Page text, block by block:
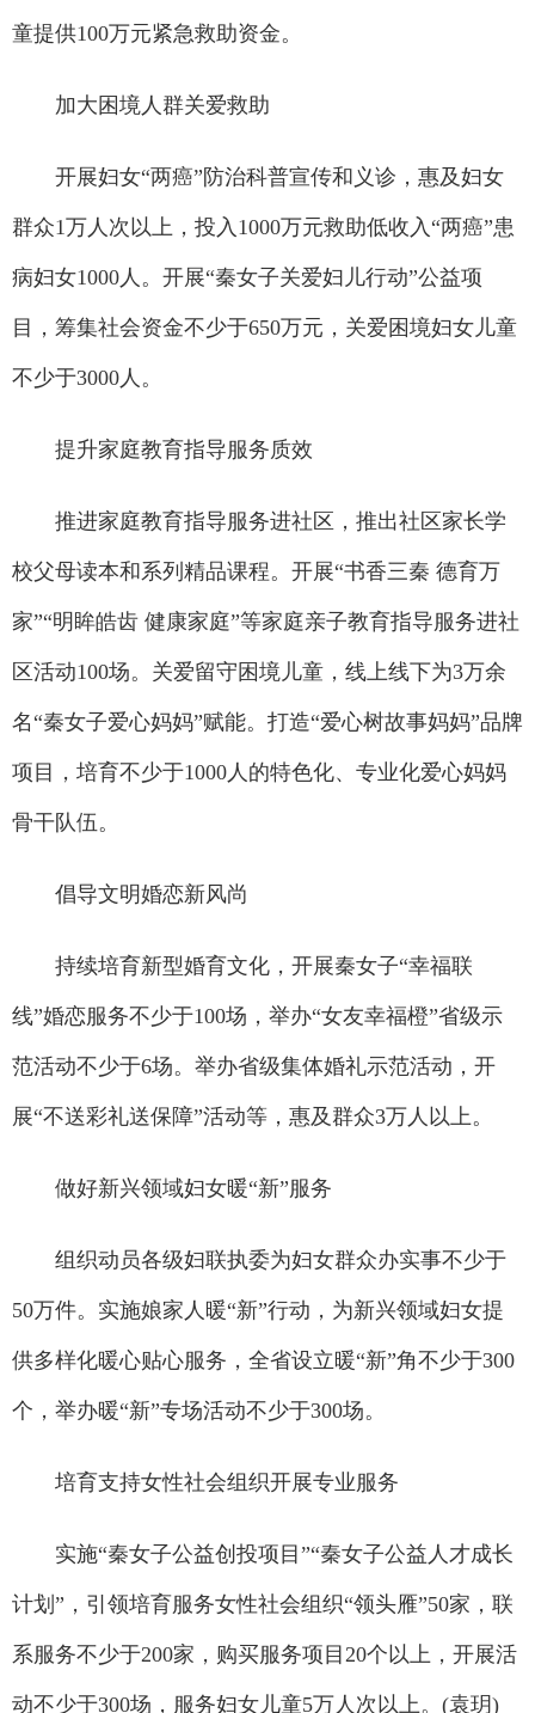
童提供100万元紧急救助资金。
加大困境人群关爱救助
开展妇女“两癌”防治科普宣传和义诊，惠及妇女
群众1万人次以上，投入1000万元救助低收入“两癌”患
病妇女1000人。开展“秦女子关爱妇儿行动”公益项
目，筹集社会资金不少于650万元，关爱困境妇女儿童
不少于3000人。
提升家庭教育指导服务质效
推进家庭教育指导服务进社区，推出社区家长学
校父母读本和系列精品课程。开展“书香三秦 德育万
家”“明眸皓齿 健康家庭”等家庭亲子教育指导服务进社
区活动100场。关爱留守困境儿童，线上线下为3万余
名“秦女子爱心妈妈”赋能。打造“爱心树故事妈妈”品牌
项目，培育不少于1000人的特色化、专业化爱心妈妈
骨干队伍。
倡导文明婚恋新风尚
持续培育新型婚育文化，开展秦女子“幸福联
线”婚恋服务不少于100场，举办“女友幸福橙”省级示
范活动不少于6场。举办省级集体婚礼示范活动，开
展“不送彩礼送保障”活动等，惠及群众3万人以上。
做好新兴领域妇女暖“新”服务
组织动员各级妇联执委为妇女群众办实事不少于
50万件。实施娘家人暖“新”行动，为新兴领域妇女提
供多样化暖心贴心服务，全省设立暖“新”角不少于300
个，举办暖“新”专场活动不少于300场。
培育支持女性社会组织开展专业服务
实施“秦女子公益创投项目”“秦女子公益人才成长
计划”，引领培育服务女性社会组织“领头雁”50家，联
系服务不少于200家，购买服务项目20个以上，开展活
动不少于300场，服务妇女儿童5万人次以上。(袁玥)